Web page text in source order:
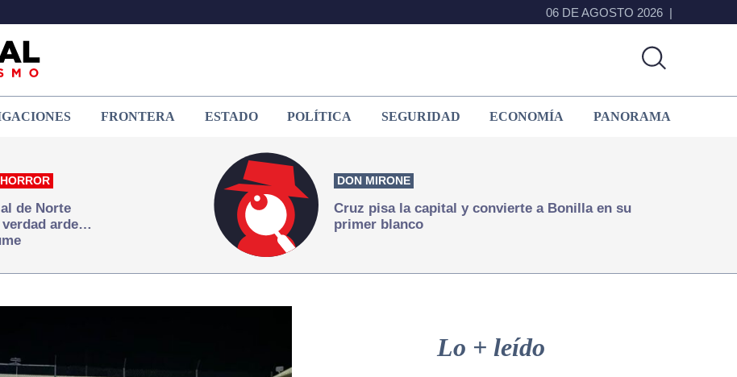
06 DE AGOSTO 2026
FRONTERA ESTADO POLÍTICA SEGURIDAD ECONOMÍA PANORAMA
de Norte
arde…
DON MIRONE
Cruz pisa la capital y convierte a Bonilla en su
primer blanco
Sidebar
Lo + leído